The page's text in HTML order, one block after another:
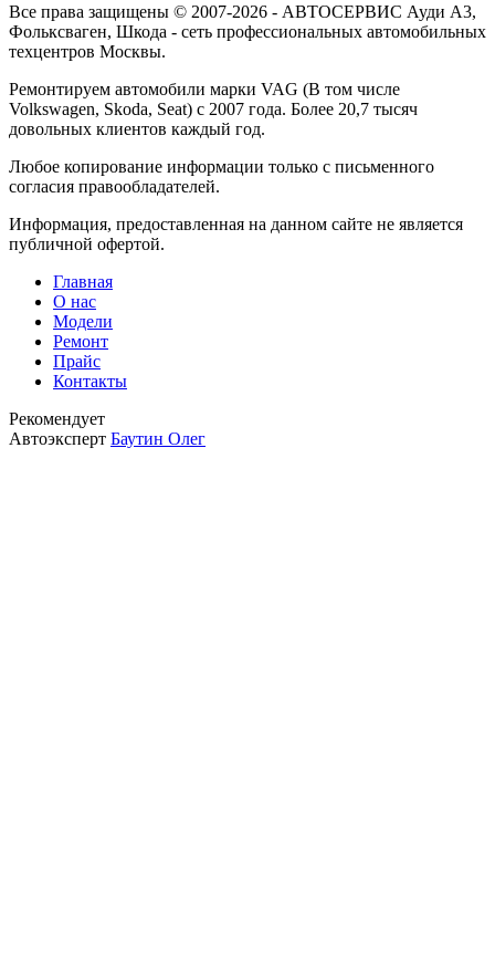
Все права защищены © 2007-2026 - АВТОСЕРВИС Ауди А3,
Фольксваген, Шкода - сеть профессиональных автомобильных
техцентров Москвы.
Ремонтируем автомобили марки VAG (В том числе
Volkswagen, Skoda, Seat) с 2007 года. Более 20,7 тысяч
довольных клиентов каждый год.
Любое копирование информации только с письменного
согласия правообладателей.
Информация, предоставленная на данном сайте не является
публичной офертой.
Главная
О нас
Модели
Ремонт
Прайс
Контакты
Рекомендует
Автоэксперт Баутин Олег